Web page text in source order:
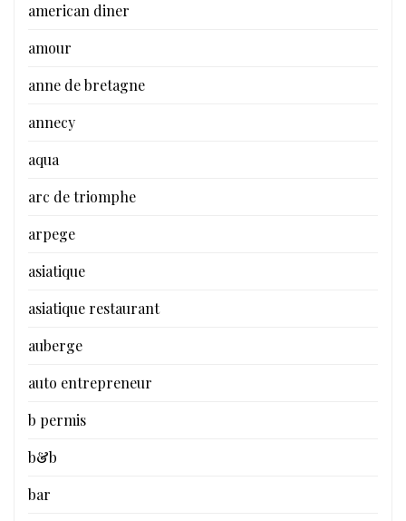
american diner
amour
anne de bretagne
annecy
aqua
arc de triomphe
arpege
asiatique
asiatique restaurant
auberge
auto entrepreneur
b permis
b&b
bar